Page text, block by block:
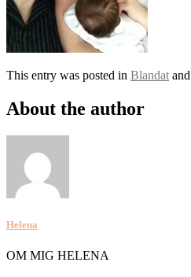
This entry was posted in Blandat
About the author
Helena
OM MIG HELENA